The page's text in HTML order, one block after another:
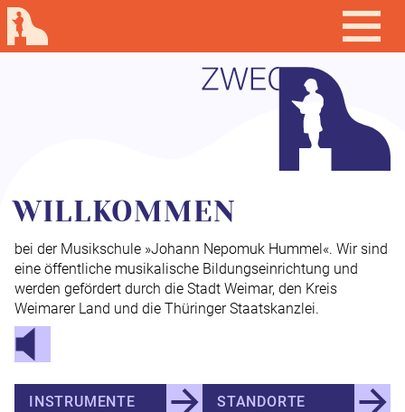
WILLKOMMEN
bei der Musikschule »Johann Nepomuk Hummel«. Wir sind
eine öffentliche musikalische Bildungseinrichtung und
werden gefördert durch die Stadt Weimar, den Kreis
Weimarer Land und die Thüringer Staatskanzlei.
INSTRUMENTE STANDORTE